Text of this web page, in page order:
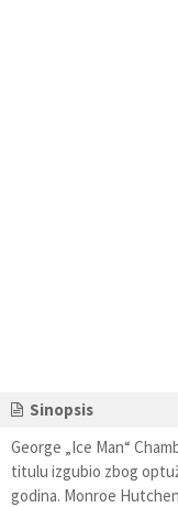
Sinopsis
George „Ice Man“
titulu izgubio zbog
godina. Monroe